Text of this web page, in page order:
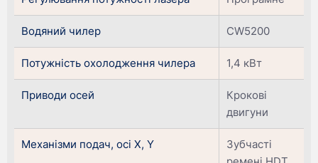
Водяний чилер CW5200
Потужність охолодження чилера 1,4 кВт
Приводи осей
Крокові
двигуни
Механізми подач, осі X, Y
Зубчасті